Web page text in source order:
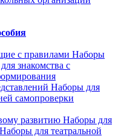
с правилами Наборы
знакомства с
Наборы для
самопроверки
развитию Наборы для
Наборы для театральной